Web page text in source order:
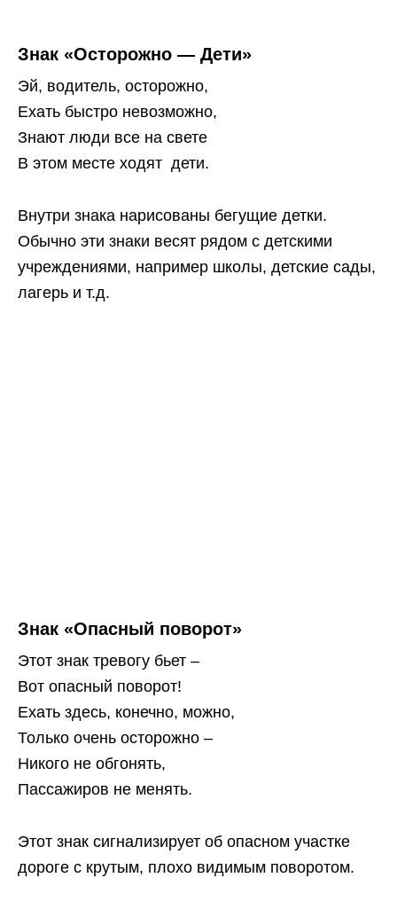
Знак «Осторожно — Дети»
Эй, водитель, осторожно,
Ехать быстро невозможно,
Знают люди все на свете
В этом месте ходят дети.
Внутри знака нарисованы бегущие детки.
Обычно эти знаки весят рядом с детскими
учреждениями, например школы, детские сады,
лагерь и т.д.
Знак «Опасный поворот»
Этот знак тревогу бьет –
Вот опасный поворот!
Ехать здесь, конечно, можно,
Только очень осторожно –
Никого не обгонять,
Пассажиров не менять.
Этот знак сигнализирует об опасном участке
дороге с крутым, плохо видимым поворотом.